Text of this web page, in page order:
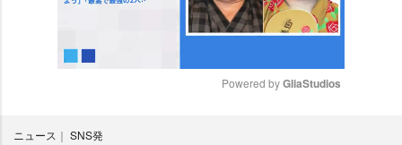
Powered by GliaStudios
ニュース SNS発